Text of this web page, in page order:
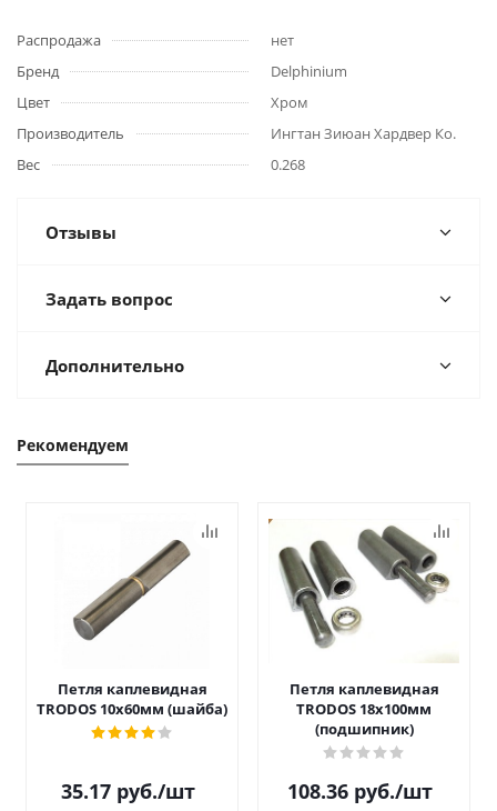
Распродажа
нет
Бренд
Delphinium
Цвет
Хром
Производитель
Ингтан Зиюан Хардвер Ко.
Вес
0.268
Отзывы
Задать вопрос
Дополнительно
Рекомендуем
Петля каплевидная
TRODOS 10х60мм (шайба)
35.17 руб./шт
Петля каплевидная
TRODOS 18х100мм
(подшипник)
108.36 руб./шт